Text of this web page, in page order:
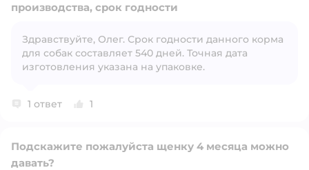
Открыть вопрос
производства, срок годности
Здравствуйте, Олег. Срок годности данного корма
для собак составляет 540 дней. Точная дата
изготовления указана на упаковке.
1 ответ 1
Подскажите пожалуйста щенку 4 месяца можно
давать?